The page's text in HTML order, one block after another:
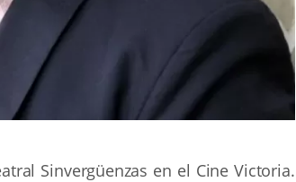
Sinvergüenzas en el Cine Victoria.